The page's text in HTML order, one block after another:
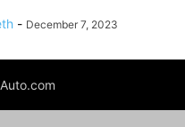
- December 7, 2023